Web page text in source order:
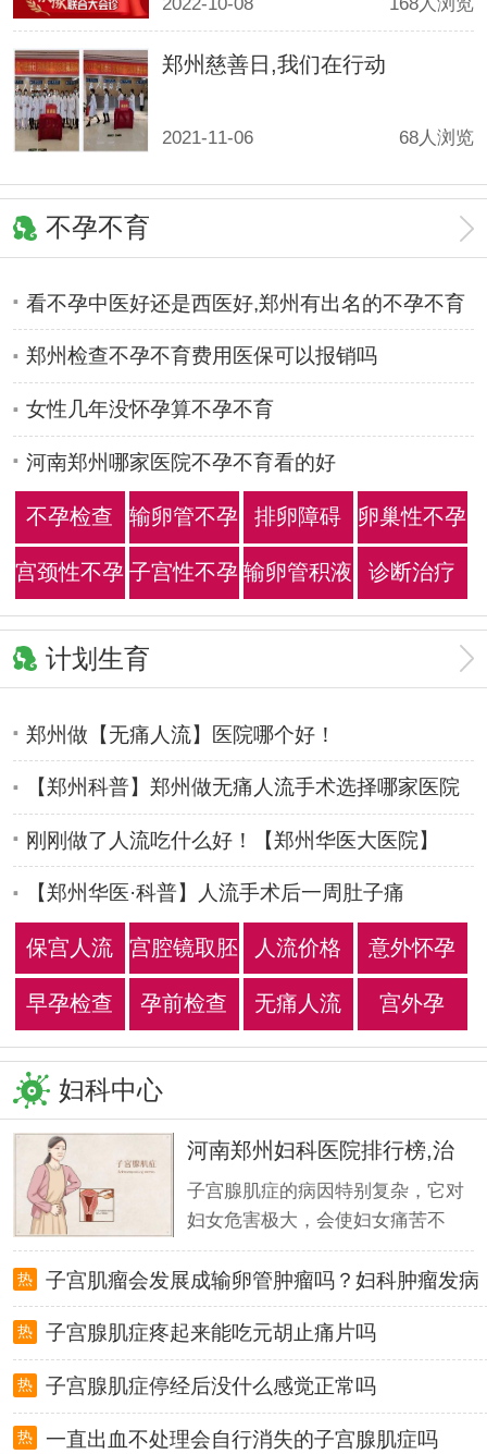
郑州慈善日,我们在行动
2021-11-06 68人浏览
不孕不育
看不孕中医好还是西医好,郑州有出名的不孕不育
医院
郑州检查不孕不育费用医保可以报销吗
女性几年没怀孕算不孕不育
河南郑州哪家医院不孕不育看的好
不孕检查 输卵管不孕 排卵障碍 卵巢性不孕
宫颈性不孕 子宫性不孕 输卵管积液 诊断治疗
计划生育
郑州做【无痛人流】医院哪个好！
【郑州科普】郑州做无痛人流手术选择哪家医院
人流后多久能上节育环
刚刚做了人流吃什么好！【郑州华医大医院】
【郑州华医·科普】人流手术后一周肚子痛
保宫人流 宫腔镜取胚 人流价格 意外怀孕
早孕检查 孕前检查 无痛人流 宫外孕
妇科中心
河南郑州妇科医院排行榜,治
疗子
子宫腺肌症的病因特别复杂，它对
妇女危害极大，会使妇女痛苦不
堪，但许多
热 子宫肌瘤会发展成输卵管肿瘤吗？妇科肿瘤发病
原理详
热 子宫腺肌症疼起来能吃元胡止痛片吗
热 子宫腺肌症停经后没什么感觉正常吗
热 一直出血不处理会自行消失的子宫腺肌症吗